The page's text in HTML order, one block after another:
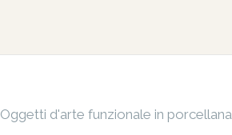
Oggetti d'arte funzionale in porcellana